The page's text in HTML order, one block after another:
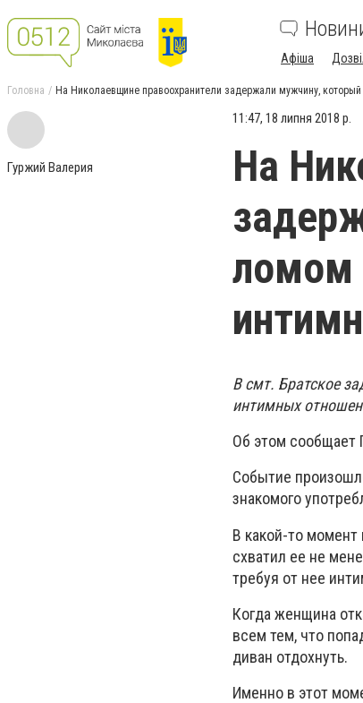
Афіша
Головна На Николаевщине правоохранители задержали мужчину,
Гуржий Валерия
11:47, 18 липня 2018 р.
На
ломом
В смт. Братское
интимных
Об этом сообщает
Событие
знакомого
В какой-то момент
схватил ее не
требуя от нее
Когда женщина
всем тем, что
диван отдохнуть.
Именно в этот